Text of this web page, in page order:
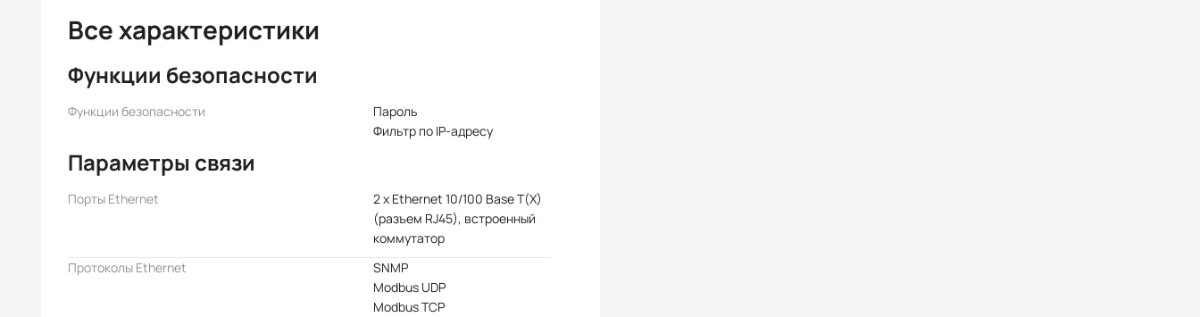
Все характеристики
Функции безопасности
Функции безопасности
Пароль
Фильтр по IP-адресу
Параметры связи
Порты Ethernet
2 x Ethernet 10/100 Base T(X)
(разъем RJ45), встроенный
коммутатор
Протоколы Ethernet
SNMP
Modbus UDP
Modbus TCP